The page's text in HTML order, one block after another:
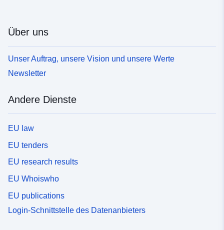
Über uns
Unser Auftrag, unsere Vision und unsere Werte
Newsletter
Andere Dienste
EU law
EU tenders
EU research results
EU Whoiswho
EU publications
Login-Schnittstelle des Datenanbieters